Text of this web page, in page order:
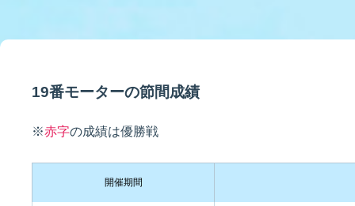
進入コース別選手成績
19番モーターの節間成績
※赤字の成績は優勝戦
開催期間